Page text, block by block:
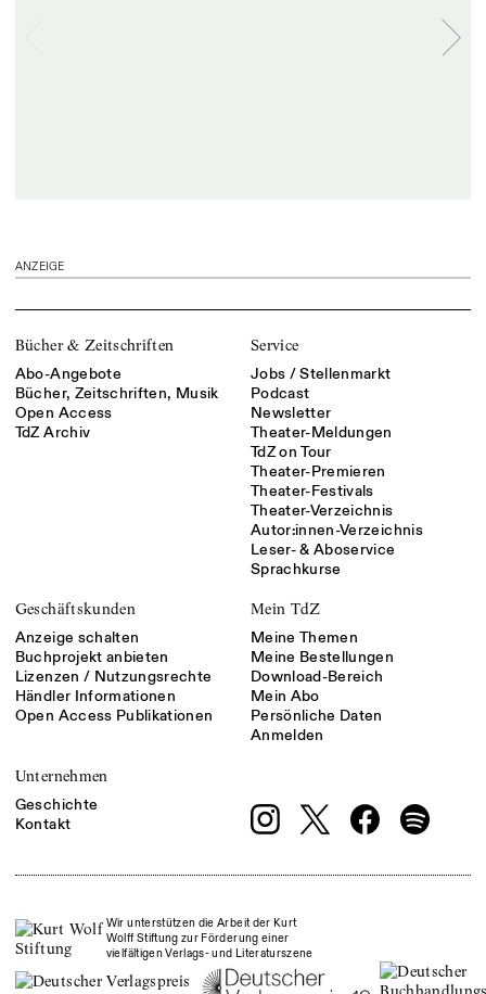
ANZEIGE
Bücher & Zeitschriften
Abo-Angebote
Bücher, Zeitschriften, Musik
Open Access
TdZ Archiv
Service
Jobs / Stellenmarkt
Podcast
Newsletter
Theater-Meldungen
TdZ on Tour
Theater-Premieren
Theater-Festivals
Theater-Verzeichnis
Autor:innen-Verzeichnis
Leser- & Aboservice
Sprachkurse
Geschäftskunden
Anzeige schalten
Buchprojekt anbieten
Lizenzen / Nutzungsrechte
Händler Informationen
Open Access Publikationen
Mein TdZ
Meine Themen
Meine Bestellungen
Download-Bereich
Mein Abo
Persönliche Daten
Anmelden
Unternehmen
Geschichte
Kontakt
Wir unterstützen die Arbeit der Kurt
Wolff Stiftung zur Förderung einer
vielfältigen Verlags- und Literaturszene